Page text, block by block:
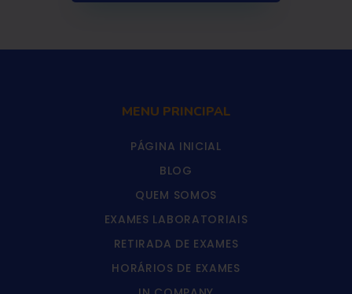
MENU PRINCIPAL
PÁGINA INICIAL
BLOG
QUEM SOMOS
EXAMES LABORATORIAIS
RETIRADA DE EXAMES
HORÁRIOS DE EXAMES